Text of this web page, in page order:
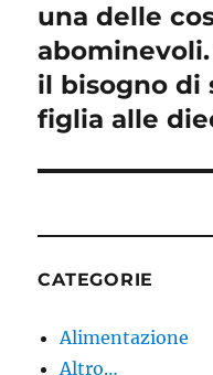
successivo:
una delle
il bisogno di
figlia alle
CATEGORIE
Alimentazione
Altro…